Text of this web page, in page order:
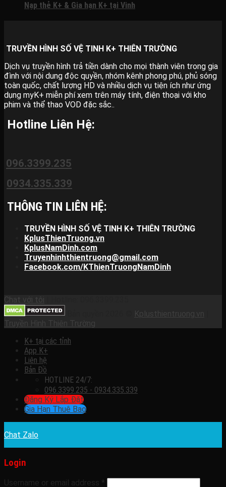
Nạp thẻ K+ & Gia hạn K+ tại Vinh
TRUYỀN HÌNH SỐ VỆ TINH K+ THIÊN TRƯỜNG
Dịch vụ truyền hình trả tiền dành cho mọi thành viên trong gia
đình với nội dung độc quyền, nhóm kênh phong phú, phủ sóng
toàn quốc, chất lượng HD và nhiều dịch vụ tiện ích như ứng
dụng myK+ miễn phí xem trên máy tính, điện thoại với kho
phim và thể thao VOD đặc sắc..
Hotline Liên Hệ:
096.3399.235
0934.335.339
THÔNG TIN LIÊN HỆ:
TRUYỀN HÌNH SỐ VỆ TINH K+ THIÊN TRƯỜNG
KplusThienTruong.vn
KplusNamDinh.com
Truyenhinhthientruong@gmail.com
Facebook.com/KThienTruongNamDinh
Chat với tôi
Kplusthientruong.vn
Truyền Hình Thiên Trường
K+ tại các tỉnh
App K+
Liên hệ
Bản Đồ
HOTLINE 24/7:
096.3399.235 - 0934.335.339
Đăng Ký Lắp Đặt
Gia Hạn Thuê Bao
Chat Zalo
Login
Username or email address *